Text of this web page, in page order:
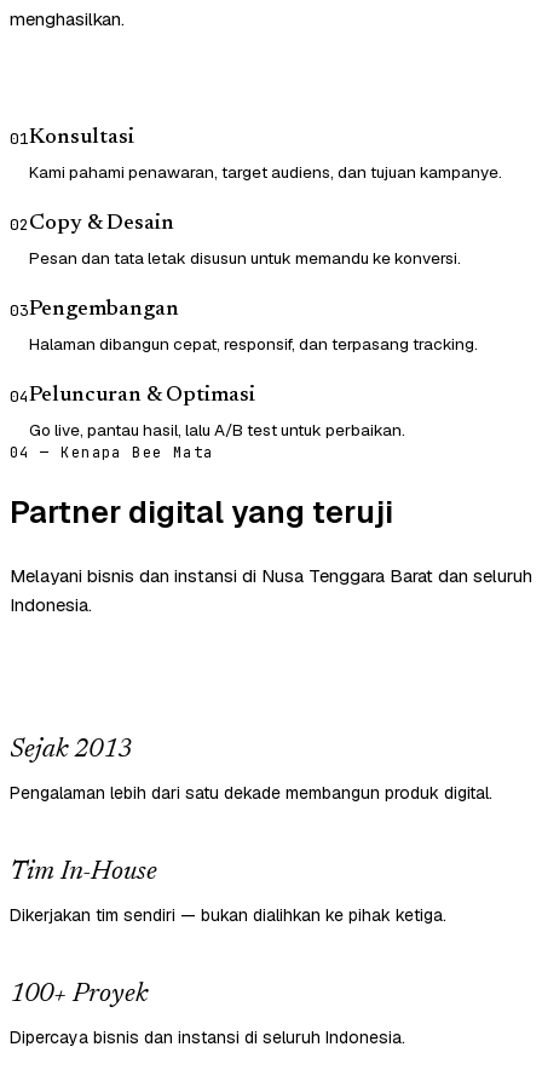
menghasilkan.
01Konsultasi
Kami pahami penawaran, target audiens, dan tujuan kampanye.
02Copy & Desain
Pesan dan tata letak disusun untuk memandu ke konversi.
03Pengembangan
Halaman dibangun cepat, responsif, dan terpasang tracking.
04Peluncuran & Optimasi
Go live, pantau hasil, lalu A/B test untuk perbaikan.
04 — Kenapa Bee Mata
Partner digital yang teruji
Melayani bisnis dan instansi di Nusa Tenggara Barat dan seluruh
Indonesia.
Sejak 2013
Pengalaman lebih dari satu dekade membangun produk digital.
Tim In-House
Dikerjakan tim sendiri — bukan dialihkan ke pihak ketiga.
100+ Proyek
Dipercaya bisnis dan instansi di seluruh Indonesia.